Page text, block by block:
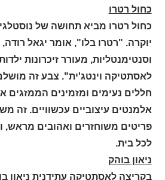
כחול רטרו
כחול רטרו מביא תחושה של
יוקרה. "רטרו בלו", אומר יגאל
וסנטימנטליות, מעורר זיכרונות
לאסתטיקה וינטג'ית". צבע זה
חללים נעימים ומזמינים
אלמנטים עיצוביים עכשוויים. זה
פריטים משוחזרים ואהובים מראש,
לכל בית.
ניאון בוהק
בקריצה לאסתטיקה עתידנית ניאון